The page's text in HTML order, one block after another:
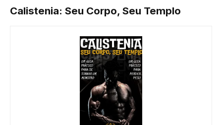
Calistenia: Seu Corpo, Seu Templo